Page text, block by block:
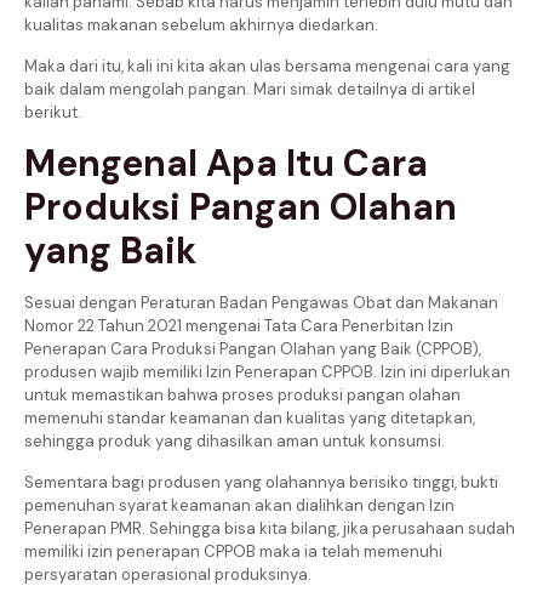
kualitas makanan sebelum akhirnya diedarkan.
Maka dari itu, kali ini kita akan ulas bersama mengenai cara yang
baik dalam mengolah pangan. Mari simak detailnya di artikel
berikut.
Mengenal Apa Itu Cara
Produksi Pangan Olahan
yang Baik
Sesuai dengan Peraturan Badan Pengawas Obat dan Makanan
Nomor 22 Tahun 2021 mengenai Tata Cara Penerbitan Izin
Penerapan Cara Produksi Pangan Olahan yang Baik (CPPOB),
produsen wajib memiliki Izin Penerapan CPPOB. Izin ini diperlukan
untuk memastikan bahwa proses produksi pangan olahan
memenuhi standar keamanan dan kualitas yang ditetapkan,
sehingga produk yang dihasilkan aman untuk konsumsi.
Sementara bagi produsen yang olahannya berisiko tinggi, bukti
pemenuhan syarat keamanan akan dialihkan dengan Izin
Penerapan PMR. Sehingga bisa kita bilang, jika perusahaan sudah
memiliki izin penerapan CPPOB maka ia telah memenuhi
persyaratan operasional produksinya.